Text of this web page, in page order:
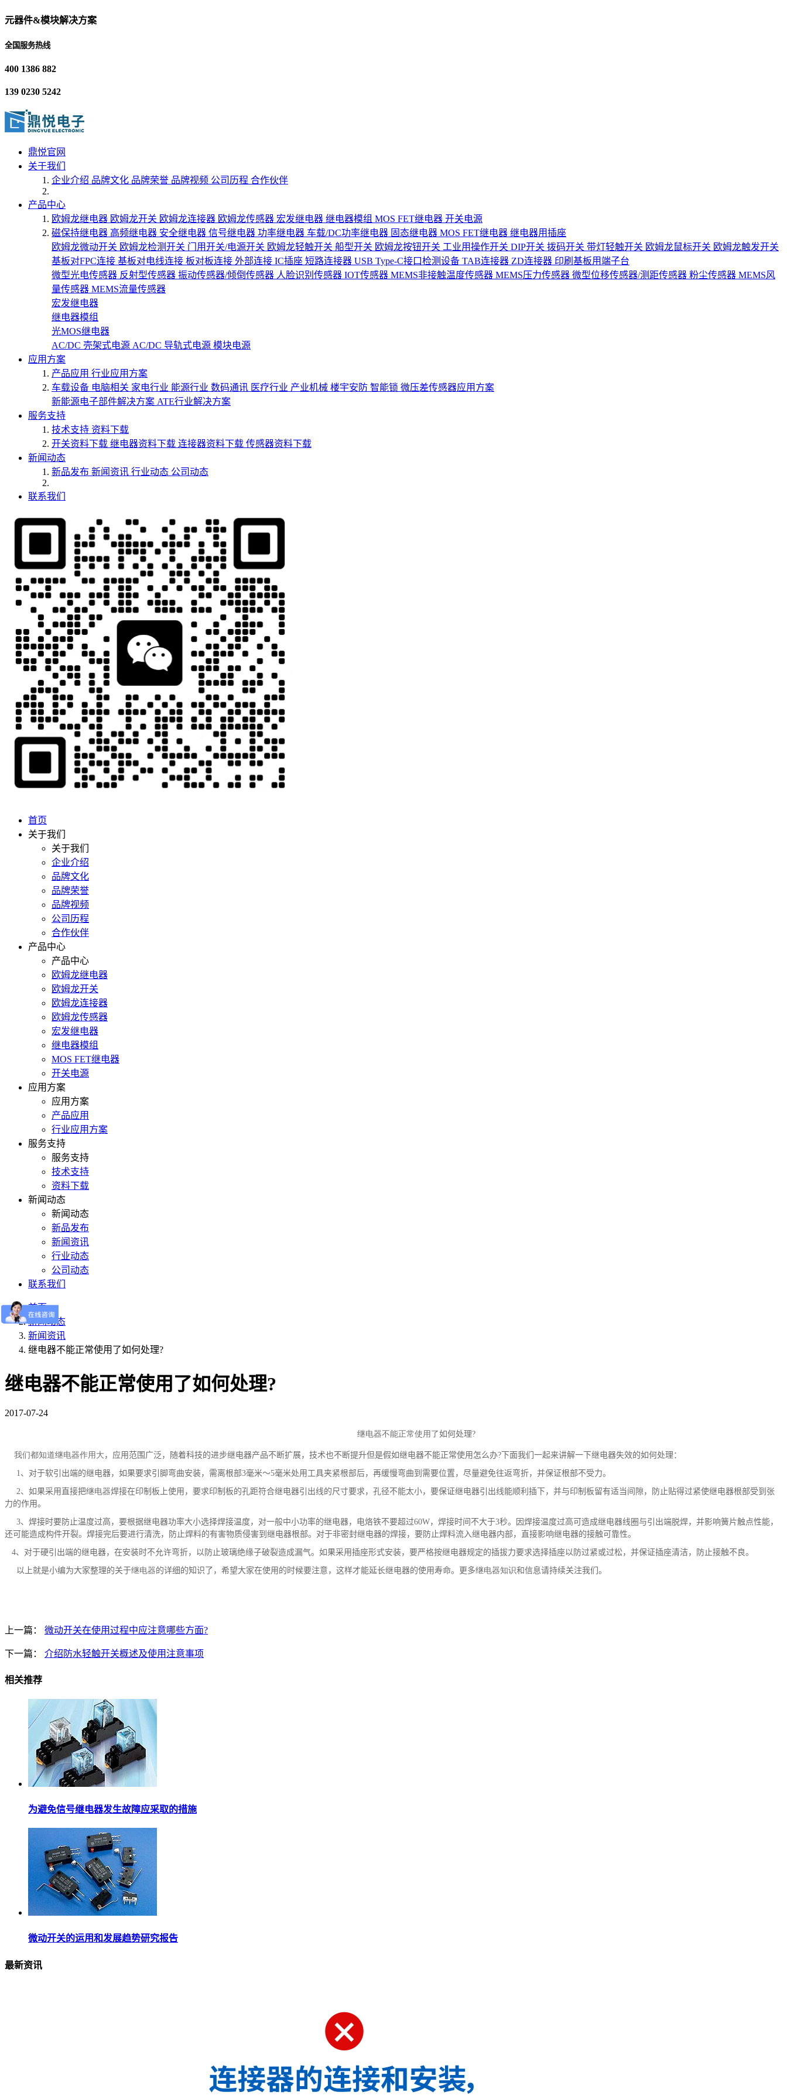
元器件&模块解决方案
全国服务热线
400 1386 882
139 0230 5242
鼎悦官网
关于我们
企业介绍 品牌文化 品牌荣誉 品牌视频 公司历程 合作伙伴
产品中心
欧姆龙继电器 欧姆龙开关 欧姆龙连接器 欧姆龙传感器 宏发继电器 继电器模组 MOS FET继电器 开关电源
磁保持继电器 高频继电器 安全继电器 信号继电器 功率继电器 车载/DC功率继电器 固态继电器 MOS FET继电器 继电器用插座
欧姆龙微动开关 欧姆龙检测开关 门用开关/电源开关 欧姆龙轻触开关 船型开关 欧姆龙按钮开关 工业用操作开关 DIP开关 拨码开关 带灯轻触开关 欧姆龙鼠标开关 欧姆龙触发开关
基板对FPC连接 基板对电线连接 板对板连接 外部连接 IC插座 短路连接器 USB Type-C接口检测设备 TAB连接器 ZD连接器 印刷基板用端子台
微型光电传感器 反射型传感器 振动传感器/倾倒传感器 人脸识别传感器 IOT传感器 MEMS非接触温度传感器 MEMS压力传感器 微型位移传感器/测距传感器 粉尘传感器 MEMS风
量传感器 MEMS流量传感器
宏发继电器
继电器模组
光MOS继电器
AC/DC 壳架式电源 AC/DC 导轨式电源 模块电源
应用方案
产品应用 行业应用方案
车载设备 电脑相关 家电行业 能源行业 数码通讯 医疗行业 产业机械 楼宇安防 智能锁 微压差传感器应用方案
新能源电子部件解决方案 ATE行业解决方案
服务支持
技术支持 资料下载
开关资料下载 继电器资料下载 连接器资料下载 传感器资料下载
新闻动态
新品发布 新闻资讯 行业动态 公司动态
联系我们
首页
关于我们
关于我们
企业介绍
品牌文化
品牌荣誉
品牌视频
公司历程
合作伙伴
产品中心
产品中心
欧姆龙继电器
欧姆龙开关
欧姆龙连接器
欧姆龙传感器
宏发继电器
继电器模组
MOS FET继电器
开关电源
应用方案
应用方案
产品应用
行业应用方案
服务支持
服务支持
技术支持
资料下载
新闻动态
新闻动态
新品发布
新闻资讯
行业动态
公司动态
联系我们
首页
新闻动态
新闻资讯
继电器不能正常使用了如何处理?
继电器不能正常使用了如何处理?
2017-07-24
继电器不能正常使用了如何处理?
我们都知道继电器作用大 ，应用范围广泛，随着科技的进步继电器产品不断扩展，技术也不断提升但是假如继电器不能正常使用怎么办? 下面我们一起来讲解一下继电器失效的如何处理：
1、对于软引出端的继电器，如果要求引脚弯曲安装，需离根部3毫米～5毫米处用工具夹紧根部后，再缓慢弯曲到需要位置，尽量避免往返弯折，并保证根部不受力。
2、如果采用直接把继电器焊接在印制板上使用，要求印制板的孔距符合继电器引出线的尺寸要求，孔径不能太小，要保证继电器引出线能顺利插下，并与印制板留有适当间隙，防止贴得过紧使继电器根部受到张
力的作用。
3、焊接时要防止温度过高，要根据继电器功率大小选择焊接温度，对一般中小功率的继电器，电烙铁不要超过60W，焊接时间不大于3秒。因焊接温度过高可造成继电器线圈与引出端脱焊，并影响簧片触点性能，
还可能造成构件开裂。焊接完后要进行清洗，防止焊料的有害物质侵害到继电器根部。对于非密封继电器的焊接，要防止焊料流入继电器内部，直接影响继电器的接触可靠性。
4、对于硬引出端的继电器，在安装时不允许弯折，以防止玻璃绝缘子破裂造成漏气。如果采用插座形式安装，要严格按继电器规定的插拔力要求选择插座以防过紧或过松，并保证插座清洁，防止接触不良。
以上就是小编为大家整理的关于继电器的详细的知识了，希望大家在使用的时候要注意，这样才能延长继电器的使用寿命。更多继电器知识和信息请持续关注我们。
上一篇： 微动开关在使用过程中应注意哪些方面?
下一篇： 介绍防水轻触开关概述及使用注意事项
相关推荐
为避免信号继电器发生故障应采取的措施
微动开关的运用和发展趋势研究报告
最新资讯